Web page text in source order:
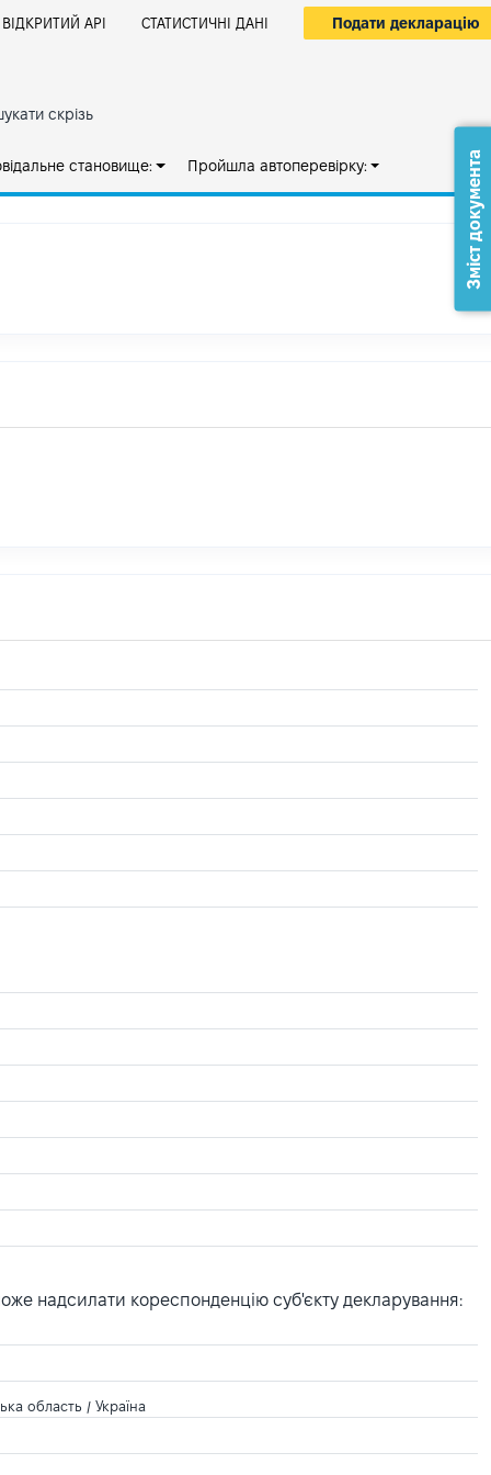
ВІДКРИТИЙ АРІ СТАТИСТИЧНІ ДАНІ Подати декларацію
скрізь
становище: Пройшла автоперевірку:
надсилати кореспонденцію суб'єкту декларування:
область / Україна
Зміст документа